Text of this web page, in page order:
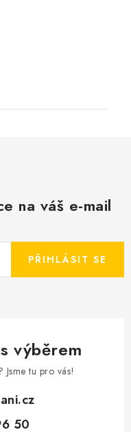
na váš e-mail
PŘIHLÁSIT SE
výběrem
tu pro vás!
50